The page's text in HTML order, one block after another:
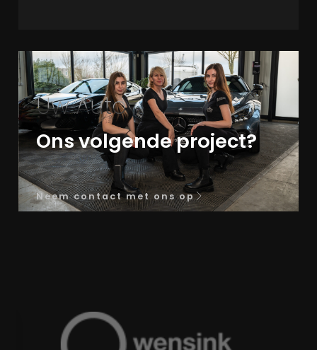
Uw Auto
Ons volgende project?
Neem contact met ons op